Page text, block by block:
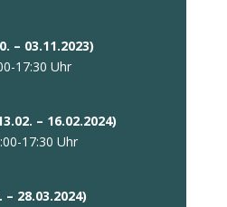
– 03.11.2023)
17:30 Uhr
– 16.02.2024)
17:30 Uhr
28.03.2024)